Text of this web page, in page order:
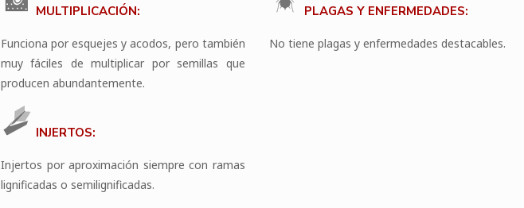
MULTIPLICACIÓN:
Funciona por esquejes y acodos, pero también
muy fáciles de multiplicar por semillas que
producen abundantemente.
INJERTOS:
Injertos por aproximación siempre con ramas
lignificadas o semilignificadas.
PLAGAS Y ENFERMEDADES:
No tiene plagas y enfermedades destacables.